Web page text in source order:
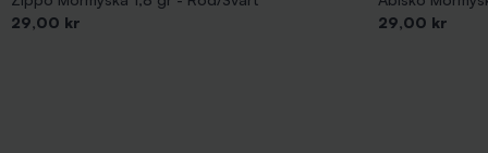
Pris
29,00 kr
Pris
29,00 kr